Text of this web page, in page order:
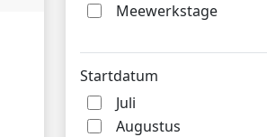
Meewerkstage
Startdatum
Juli
Augustus